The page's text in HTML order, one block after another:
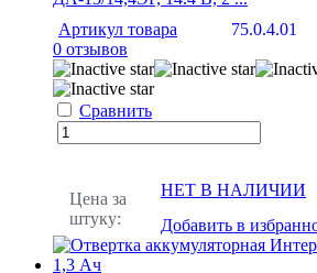
Артикул товара
75.0.4.01
0 отзывов
Сравнить
Цена за
штуку:
НЕТ В НАЛИЧИИ
Добавить в